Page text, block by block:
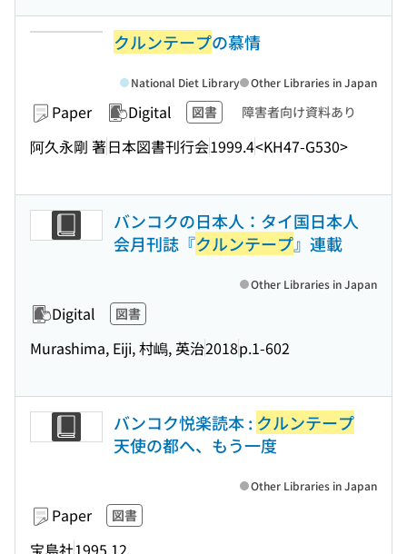
クルンテープの慕情
Paper Digital 図書 障害者向け資料あり
阿久永剛 著日本図書刊行会1999.4<KH47-G530>
National Diet Library Other Libraries in Japan
バンコクの日本人：タイ国日本人
会月刊誌『クルンテープ』連載
Digital 図書
Murashima, Eiji, 村嶋, 英治2018p.1-602
Other Libraries in Japan
バンコク悦楽読本 : クルンテープ
天使の都へ、もう一度
Paper 図書
宝島社1995.12
Other Libraries in Japan